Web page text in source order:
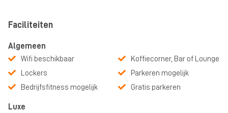
Faciliteiten
Algemeen
Wifi beschikbaar
Lockers
Bedrijfsfitness mogelijk
Koffiecorner, Bar of Lounge
Parkeren mogelijk
Gratis parkeren
Luxe